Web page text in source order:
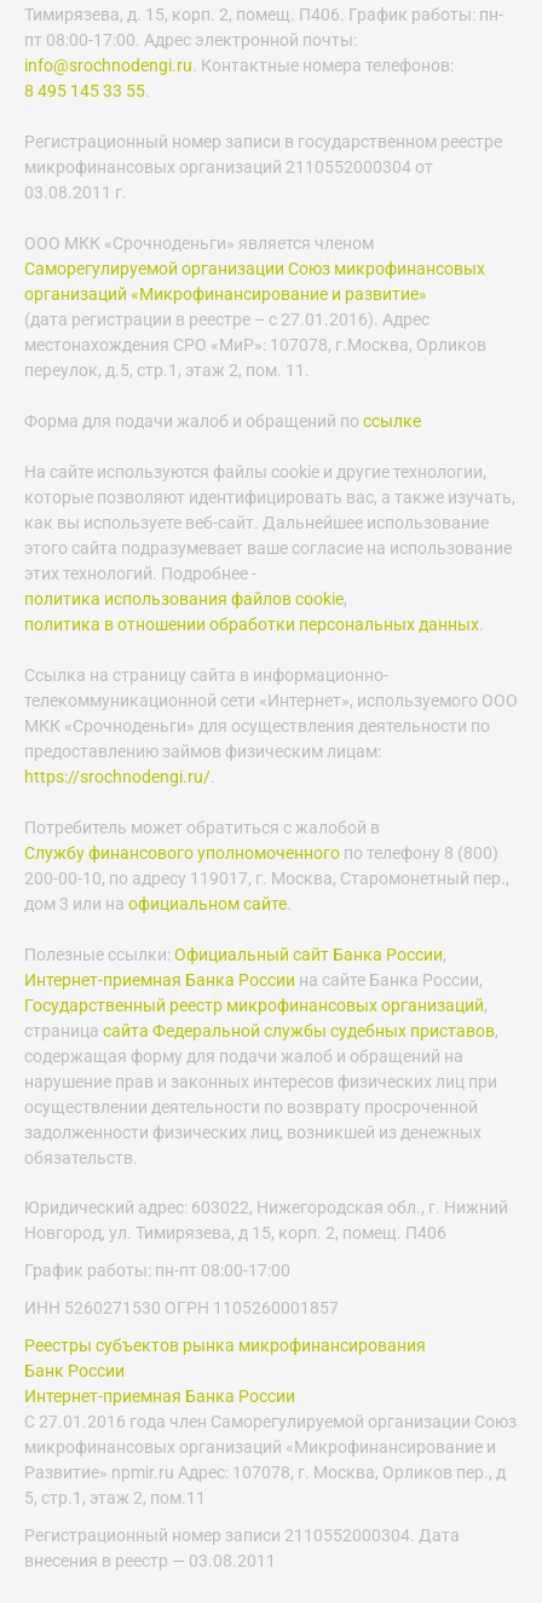
Тимирязева, д. 15, корп. 2, помещ. П406. График работы: пн-
пт 08:00-17:00. Адрес электронной почты:
info@srochnodengi.ru . Контактные номера телефонов:
8 495 145 33 55
Регистрационный номер записи в государственном реестре
микрофинансовых организаций 2110552000304 от
03.08.2011 г.
ООО МКК «Срочноденьги» является членом
Саморегулируемой организации Союз микрофинансовых
организаций «Микрофинансирование и развитие»
(дата регистрации в реестре – с 27.01.2016). Адрес
местонахождения СРО «МиР»: 107078, г.Москва, Орликов
переулок, д.5, стр.1, этаж 2, пом. 11.
Форма для подачи жалоб и обращений по ссылке
На сайте используются файлы cookie и другие технологии,
которые позволяют идентифицировать вас, а также изучать,
как вы используете веб-сайт. Дальнейшее использование
этого сайта подразумевает ваше согласие на использование
этих технологий. Подробнее -
политика использования файлов cookie,
политика в отношении обработки персональных данных
Ссылка на страницу сайта в информационно-
телекоммуникационной сети «Интернет», используемого ООО
МКК «Срочноденьги» для осуществления деятельности по
предоставлению займов физическим лицам:
https://srochnodengi.ru/
Потребитель может обратиться с жалобой в
Службу финансового уполномоченного по телефону 8 (800)
200-00-10, по адресу 119017, г. Москва, Старомонетный пер.,
дом 3 или на официальном сайте
Полезные ссылки: Официальный сайт Банка России,
Интернет-приемная Банка России на сайте Банка России,
Государственный реестр микрофинансовых организаций,
страница сайта Федеральной службы судебных приставов,
содержащая форму для подачи жалоб и обращений на
нарушение прав и законных интересов физических лиц при
осуществлении деятельности по возврату просроченной
задолженности физических лиц, возникшей из денежных
обязательств.
Юридический адрес: 603022, Нижегородская обл., г. Нижний
Новгород, ул. Тимирязева, д 15, корп. 2, помещ. П406
График работы: пн-пт 08:00-17:00
ИНН 5260271530 ОГРН 1105260001857
Реестры субъектов рынка микрофинансирования
Банк России
Интернет-приемная Банка России
С 27.01.2016 года член Саморегулируемой организации Союз
микрофинансовых организаций «Микрофинансирование и
Развитие» npmir.ru Адрес: 107078, г. Москва, Орликов пер., д
5, стр.1, этаж 2, пом.11
Регистрационный номер записи 2110552000304. Дата
внесения в реестр — 03.08.2011